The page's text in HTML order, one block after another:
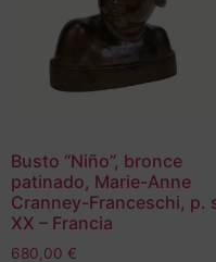
Busto “Niño”, bronce
patinado, Marie-Anne
Cranney-Franceschi, p.
XX – Francia
680,00 €